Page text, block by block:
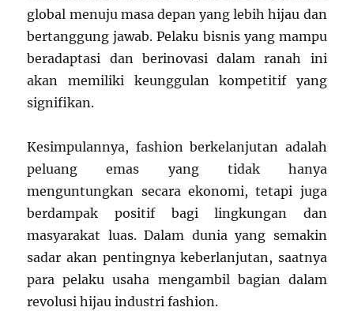
global menuju masa depan yang lebih hijau dan
bertanggung jawab. Pelaku bisnis yang mampu
beradaptasi dan berinovasi dalam ranah ini
akan memiliki keunggulan kompetitif yang
signifikan.
Kesimpulannya, fashion berkelanjutan adalah
peluang emas yang tidak hanya
menguntungkan secara ekonomi, tetapi juga
berdampak positif bagi lingkungan dan
masyarakat luas. Dalam dunia yang semakin
sadar akan pentingnya keberlanjutan, saatnya
para pelaku usaha mengambil bagian dalam
revolusi hijau industri fashion.